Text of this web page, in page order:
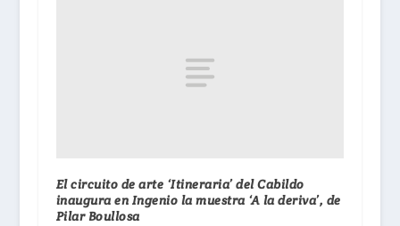
El circuito de arte ‘Itineraria’ del Cabildo
inaugura en Ingenio la muestra ‘A la deriva’, de
Pilar Boullosa